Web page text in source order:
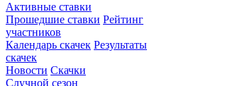
Активные ставки
Прошедшие ставки Рейтинг
участников
Календарь скачек Результаты
скачек
Новости Скачки
Случной сезон